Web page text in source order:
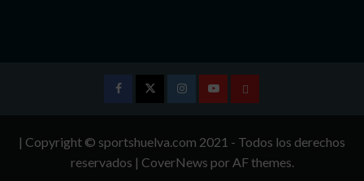
InstagramYoutubeTÉRMINOS
CONDICIONES
| Copyright © sportshuelva.com 2021 - Todos los derechos
reservados | CoverNews por AF themes.